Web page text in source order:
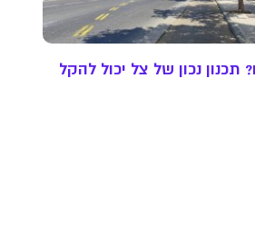
תכנון נכון של צל יכול להקל